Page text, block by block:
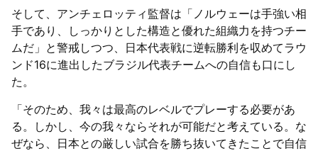
そして、アンチェロッティ監督は「ノルウェーは手強い相
手であり、しっかりとした構造と優れた組織力を持つチー
ムだ」と警戒しつつ、日本代表戦に逆転勝利を収めてラウ
ンド16に進出したブラジル代表チームへの自信も口にし
た。
「そのため、我々は最高のレベルでプレーする必要があ
る。しかし、今の我々ならそれが可能だと考えている。な
ぜなら、日本との厳しい試合を勝ち抜いてきたことで自信